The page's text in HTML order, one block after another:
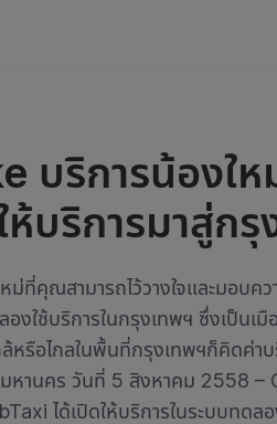
บริการน้องใ
ห้บริการมาสู่ก
ม่ที่คุณสามารถไว้วางใจและมอบค
งใช้บริการในกรุงเทพฯ ซึ่งเป็นเมื
ล้หรือไกลในพื้นที่กรุงเทพฯก็คิดค่
หานคร วันที่ 5 สิงหาคม 2558 –
ได้เปิดให้บริการในระบบทด